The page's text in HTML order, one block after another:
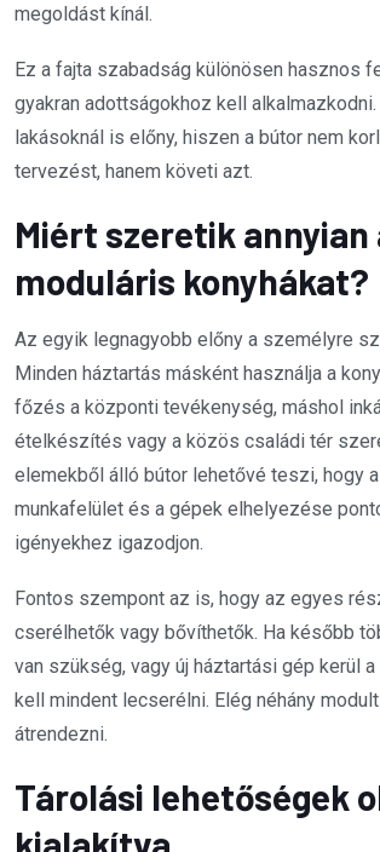
megoldást kínál.
Ez a fajta szabadság különösen hasznos
gyakran adottságokhoz kell
lakásoknál is előny, hiszen a bútor nem
tervezést, hanem követi azt.
Miért szeretik annyian
moduláris konyhákat?
Az egyik legnagyobb előny a személyre
Minden háztartás másként használja a
főzés a központi tevékenység, máshol
ételkészítés vagy a közös családi tér
elemekből álló bútor lehetővé teszi, hogy
munkafelület és a gépek elhelyezése
igényekhez igazodjon.
Fontos szempont az is, hogy az egyes
cserélhetők vagy bővíthetők. Ha később
van szükség, vagy új háztartási gép kerül a
kell mindent lecserélni. Elég néhány
átrendezni.
Tárolási lehetőségek
kialakítva